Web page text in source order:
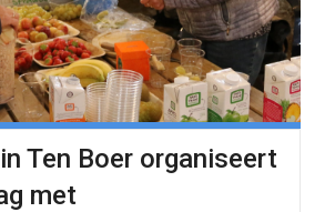
Ten Boer organiseert
met